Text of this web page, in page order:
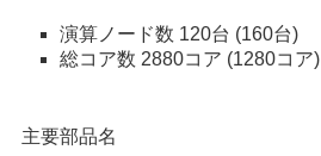
演算ノード数 120台 (160台)
総コア数 2880コア (1280コア)
主要部品名